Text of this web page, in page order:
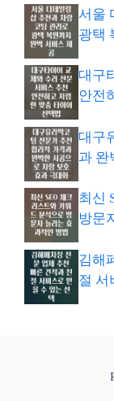
서울
광택
대구
안전
대구
과 완
최신
방문
김해
절 서